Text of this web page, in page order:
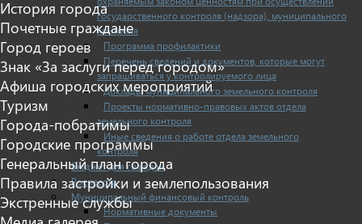
государственного контроля (надзора), муниципального
контроля
Программа профилактики
Перечень сведений и документов, которые могут
запрашиваться у контролируемого лица
Доклады муниципального земельного контроля
Проекты нормативно-правовых актов отдела
земельного контроля
Иные сведения о работе отдела земельного
контроля
Бюджет для граждан
Росреестр
Муниципальный финансовый контроль
Нормативные документы
История города
Почетные граждане
Город героев
Знак «За заслуги перед городом»
Афиша городских мероприятий
Туризм
Города-побратимы
Городские программы
Генеральный план города
Правила застройки и землепользования
Экстренные службы